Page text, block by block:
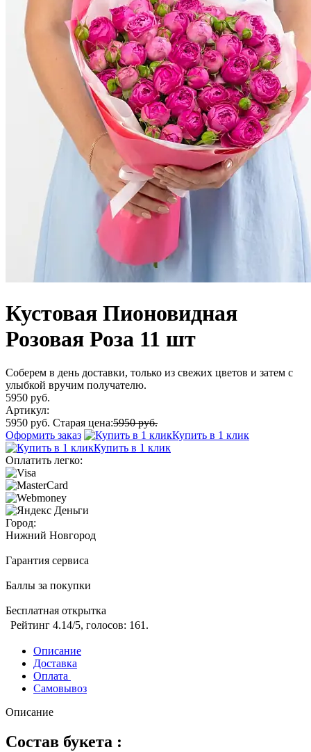
Кустовая Пионовидная
Розовая Роза 11 шт
Соберем в день доставки, только из свежих цветов и затем с
улыбкой вручим получателю.
5950 руб.
Артикул:
5950 руб. Старая цена:5950 руб.
Оформить заказ
Купить в 1 клик
Купить в 1 клик
Оплатить легко:
Город:
Нижний Новгород
Гарантия сервиса
Баллы за покупки
Бесплатная открытка
Рейтинг 4.14/5, голосов: 161 .
Описание
Доставка
Оплата
Самовывоз
Описание
Состав букета :